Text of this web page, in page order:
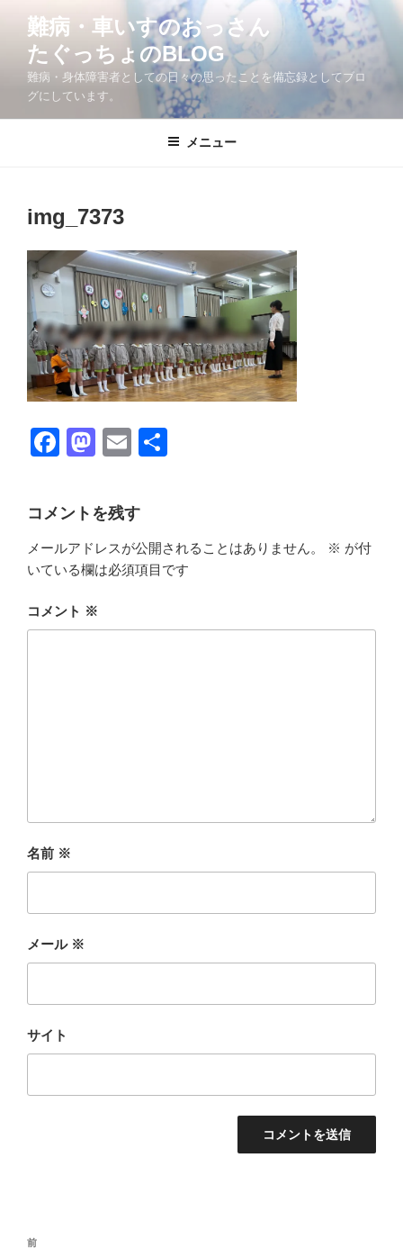
へ
難病・車いすのおっさん
たぐっちょのBLOG
難病・身体障害者としての日々の思ったことを備忘録としてブロ
グにしています。
メニュー
img_7373
F
c
e
b
o
o
M
st
o
d
o
n
E
ail
コメントを残す
メールアドレスが公開されることはありません。 ※ が付
いている欄は必須項目です
コメント ※
名前 ※
メール ※
サイト
投
前
前